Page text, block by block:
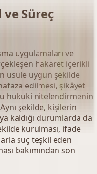
Süreç
uygulamaları ve
hakaret içerikli
usule uygun şekilde
edilmesi, şikâyet
hukuki nitelendirmenin
şekilde, kişilerin
kaldığı durumlarda da
kurulması, ifade
suç teşkil eden
bakımından son